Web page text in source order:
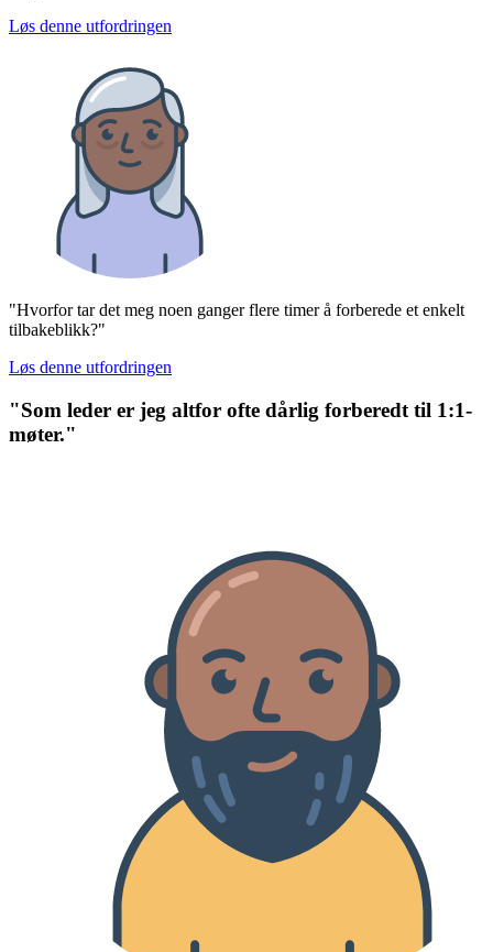
Løs denne utfordringen
"Hvorfor tar det meg noen ganger flere timer å forberede et enkelt
tilbakeblikk?"
Løs denne utfordringen
"Som leder er jeg altfor ofte dårlig forberedt til 1:1-
møter."